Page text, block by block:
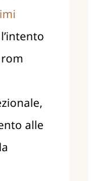
alle